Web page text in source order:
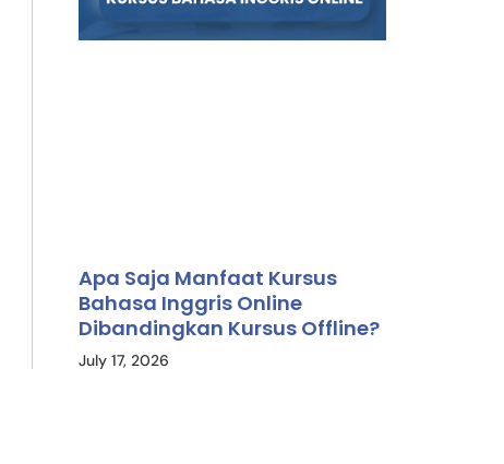
Apa Saja Manfaat Kursus
Bahasa Inggris Online
Dibandingkan Kursus Offline?
July 17, 2026